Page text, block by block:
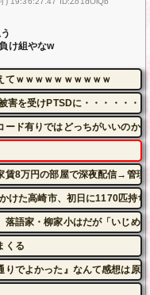
け組やなw
てｗｗｗｗｗｗｗｗｗｗ
害を受けPTSDに・・・・・・
ード有りではどっちがいいのか
賃8万円の部屋で深夜配信→管
けた高崎市、初日に1170匹持ち
語家・柳家小はだが「いじめ
くる
でよかった』なんて感想は原